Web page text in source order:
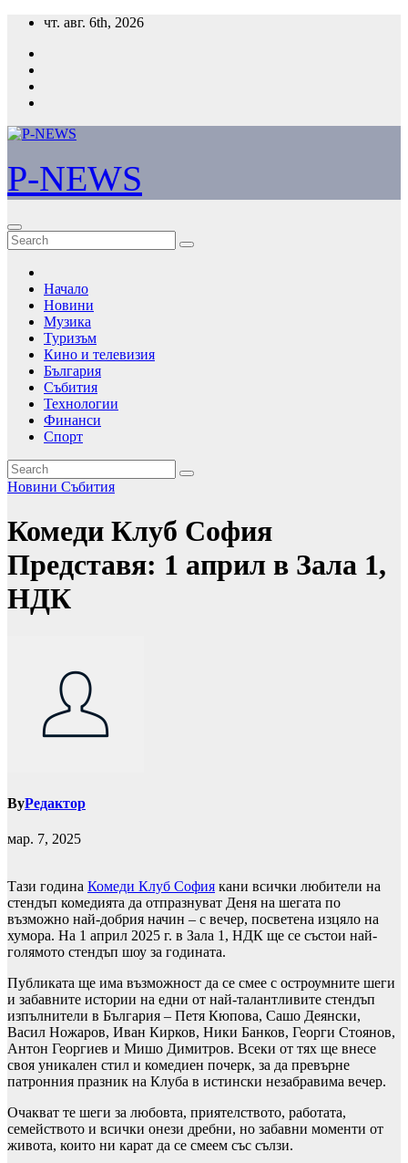
Skip
content
чт. авг. 6th, 2026
P-NEWS
Начало
Новини
Музика
Туризъм
Кино и телевизия
България
Събития
Технологии
Финанси
Спорт
Новини Събития
Комеди Клуб София
Представя: 1 април в Зала 1,
НДК
ByРедактор
мар. 7, 2025
Тази година Комеди Клуб София кани всички любители на
стендъп комедията да отпразнуват Деня на шегата по
възможно най-добрия начин – с вечер, посветена изцяло на
хумора. На 1 април 2025 г. в Зала 1, НДК ще се състои най-
голямото стендъп шоу за годината.
Публиката ще има възможност да се смее с остроумните шеги
и забавните истории на едни от най-талантливите стендъп
изпълнители в България – Петя Кюпова, Сашо Деянски,
Васил Ножаров, Иван Кирков, Ники Банков, Георги Стоянов,
Антон Георгиев и Мишо Димитров. Всеки от тях ще внесе
своя уникален стил и комедиен почерк, за да превърне
патронния празник на Клуба в истински незабравима вечер.
Очакват те шеги за любовта, приятелството, работата,
семейството и всички онези дребни, но забавни моменти от
живота, които ни карат да се смеем със сълзи.